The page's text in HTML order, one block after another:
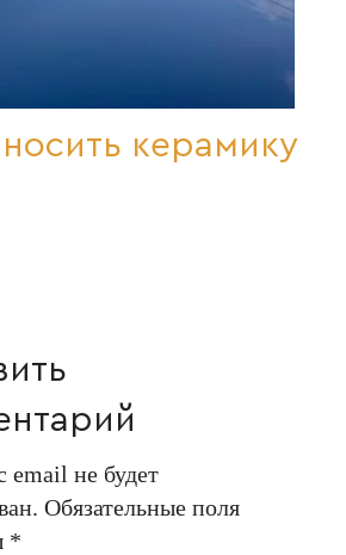
керамику
email не будет
Обязательные поля
*